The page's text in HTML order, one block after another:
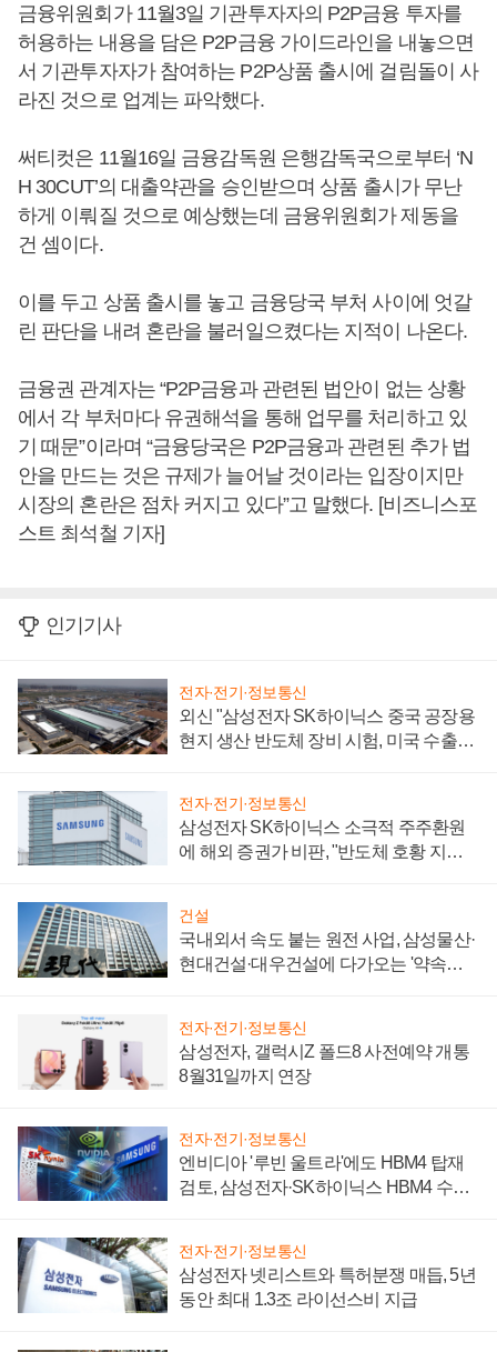
금융위원회가 11월3일 기관투자자의 P2P금융 투자를
허용하는 내용을 담은 P2P금융 가이드라인을 내놓으면
서 기관투자자가 참여하는 P2P상품 출시에 걸림돌이 사
라진 것으로 업계는 파악했다.
써티컷은 11월16일 금융감독원 은행감독국으로부터 ‘N
H 30CUT’의 대출약관을 승인받으며 상품 출시가 무난
하게 이뤄질 것으로 예상했는데 금융위원회가 제동을
건 셈이다.
이를 두고 상품 출시를 놓고 금융당국 부처 사이에 엇갈
린 판단을 내려 혼란을 불러일으켰다는 지적이 나온다.
금융권 관계자는 “P2P금융과 관련된 법안이 없는 상황
에서 각 부처마다 유권해석을 통해 업무를 처리하고 있
기 때문”이라며 “금융당국은 P2P금융과 관련된 추가 법
안을 만드는 것은 규제가 늘어날 것이라는 입장이지만
시장의 혼란은 점차 커지고 있다”고 말했다. [비즈니스포
스트 최석철 기자]
인기기사
전자·전기·정보통신
외신 "삼성전자 SK하이닉스 중국 공장용
현지 생산 반도체 장비 시험, 미국 수출통
전자·전기·정보통신
삼성전자 SK하이닉스 소극적 주주환원
에 해외 증권가 비판, "반도체 호황 지속
건설
국내외서 속도 붙는 원전 사업, 삼성물산·
현대건설·대우건설에 다가오는 '약속의
전자·전기·정보통신
삼성전자, 갤럭시Z 폴드8 사전예약 개통
8월31일까지 연장
전자·전기·정보통신
엔비디아 '루빈 울트라'에도 HBM4 탑재
검토, 삼성전자·SK하이닉스 HBM4 수율
전자·전기·정보통신
삼성전자 넷리스트와 특허분쟁 매듭, 5년
동안 최대 1.3조 라이선스비 지급